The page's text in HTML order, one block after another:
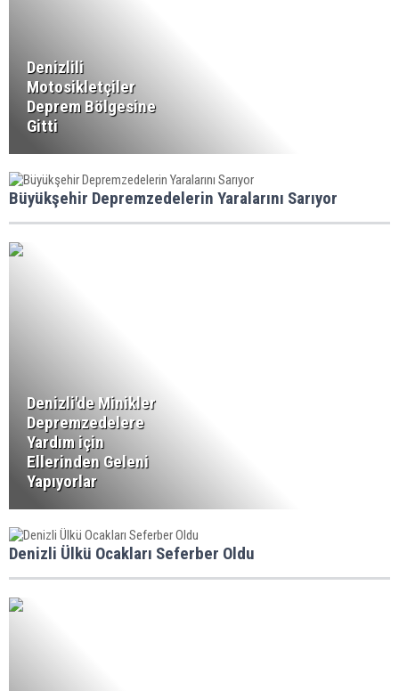
Denizlili
Motosikletçiler
Deprem Bölgesine
Gitti
Büyükşehir Depremzedelerin Yaralarını Sarıyor
Denizli'de Minikler
Depremzedelere
Yardım için
Ellerinden Geleni
Yapıyorlar
Denizli Ülkü Ocakları Seferber Oldu